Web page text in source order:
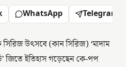
WhatsApp Telegram
সিরিজ উৎসবে (কান সিরিজ) ‘মাদাম
জিতে ইতিহাস গড়েছেন কে-পপ